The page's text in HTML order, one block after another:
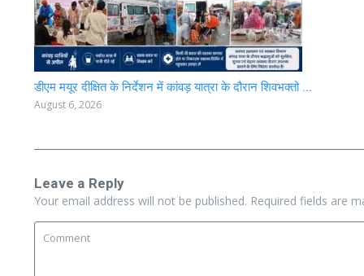
डीएम मयूर दीक्षित के निर्देशन में कांवड़ यात्रा के दौरान शिवभक्तो ...
August 6, 2026
Leave a Reply
Your email address will not be published. Required fields are